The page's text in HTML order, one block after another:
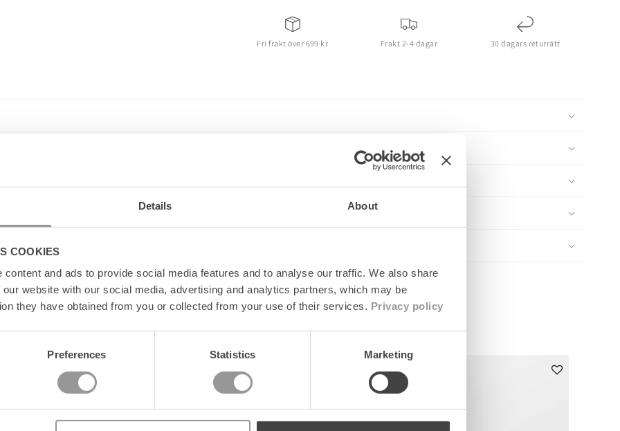
Details About
COOKIES
and ads to provide social media features and to analyse our traffic. We also share
website with our social media, advertising and analytics partners, which may be
they have obtained from you or collected from your use of their services. Privacy policy
Preferences Statistics Marketing
Fri frakt över 699 kr Frakt 2-4 dagar 30 dagars returrätt
60% Rabatt 60% Rabatt